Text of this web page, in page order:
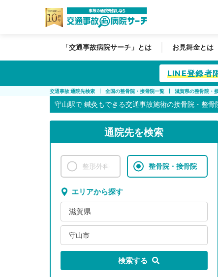
「交通事故病院サーチ」とは お見舞金とは
LINE登録者
交通事故 通院先検索 全国の整骨院・接骨院一覧 滋賀県の整骨院・
守山駅で 鍼灸もできる交通事故施術の接骨院・整骨
通院先を検索
整形外科 整骨院・接骨院
エリアから探す
滋賀県
守山市
検索する